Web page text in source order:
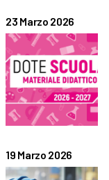
23 Marzo 2026
19 Marzo 2026